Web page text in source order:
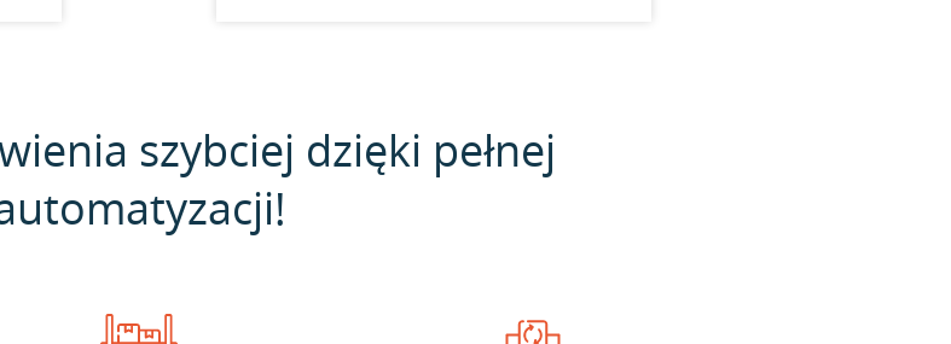
szybciej dzięki pełnej